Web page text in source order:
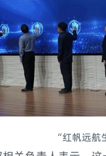
“红帆远